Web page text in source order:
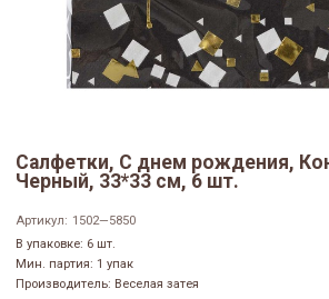
Салфетки, С днем рождения,
Черный, 33*33 см, 6 шт.
Артикул: 1502—5850
В упаковке: 6 шт.
Мин. партия: 1 упак
Производитель: Веселая затея